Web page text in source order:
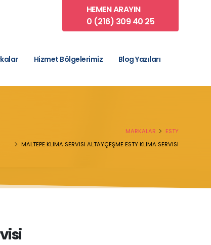
HEMEN ARAYIN
0 (216) 309 40 25
Hizmet Bölgelerimiz Blog Yazıları
MARKALAR
ESTY
MALTEPE KLIMA SERVISI ALTAYÇEŞME ESTY KLIMA SERVISI